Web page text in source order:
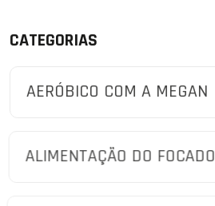
CATEGORIAS
AERÓBICO COM A MEGAN
ALIMENTAÇÃO DO FOCADO